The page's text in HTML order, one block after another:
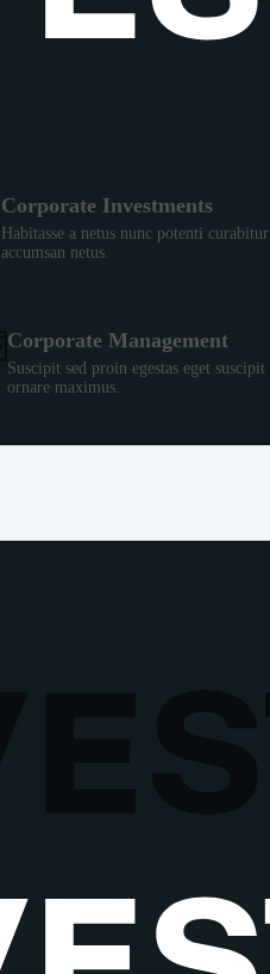
Corporate Investments
Habitasse a netus nunc potenti curabitur
accumsan netus.
Corporate Management
Suscipit sed proin egestas eget suscipit
ornare maximus.